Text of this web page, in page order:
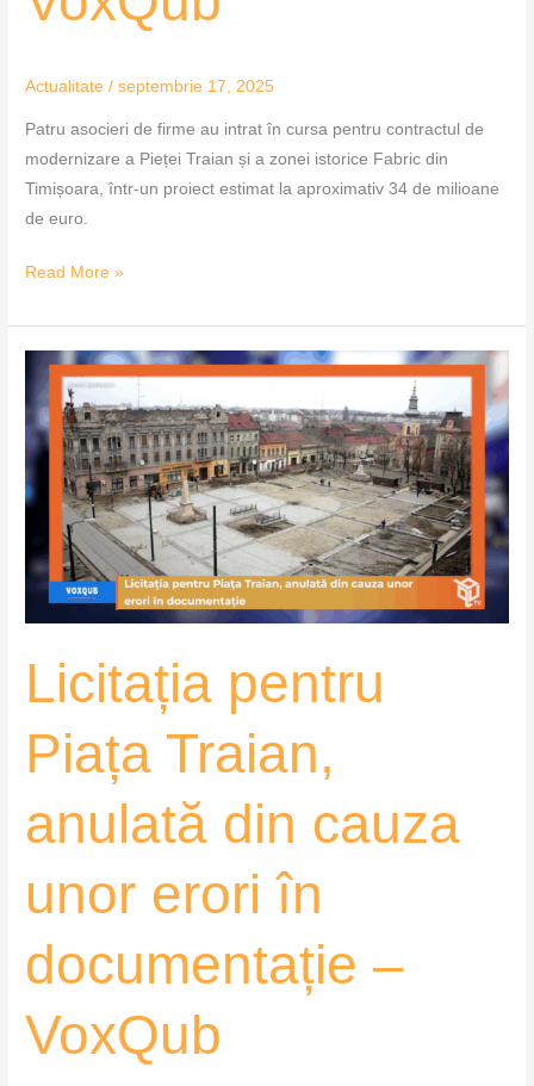
Actualitate /septembrie 17, 2025
Patru asocieri de firme au intrat în cursa pentru contractul de
modernizare a Pieței Traian și a zonei istorice Fabric din
Timișoara, într-un proiect estimat la aproximativ 34 de milioane
de euro.
Read More »
Licitația pentru
Piața Traian,
anulată din cauza
unor erori în
documentație –
VoxQub
Licitația
pentru
Piața
Traian,
anulată
din
cauza
unor
erori
documentație